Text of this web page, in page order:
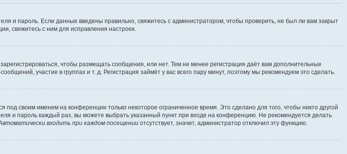
и пароль. Если данные введены правильно, свяжитесь с администратором, чтобы проверить, не был ли вам закрыт
свяжитесь с ним для исправления настроек.
чтобы размещать сообщения, или нет. Тем не менее регистрация даёт вам дополнительные
участие в группах и т. д. Регистрация займёт у вас всего пару минут, поэтому мы рекомендуем это сделать.
под своим именем на конференции только некоторое ограниченное время. Это сделано для того, чтобы никто другой
и пароль каждый раз, вы можете выбрать указанный пункт при входе на конференцию. Не рекомендуется делать
входить при каждом посещении отсутствует, значит, администратор отключил эту функцию.